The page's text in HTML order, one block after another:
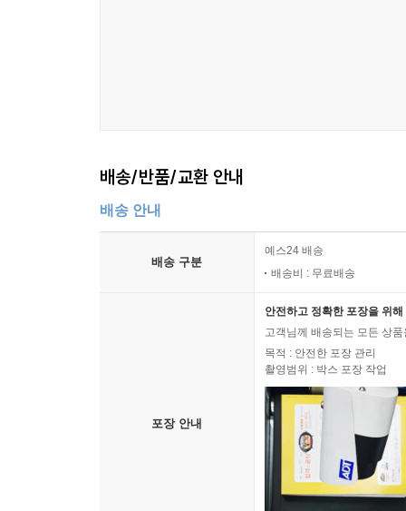
배송/반품/교환 안내
배송 안내
배송 구분
예스24 배송
배송비 : 무료배송
포장 안내
안전하고 정확한 포장을 위
고객님께 배송되는 모든 상
목적 : 안전한 포장 관리
촬영범위 : 박스 포장 작업